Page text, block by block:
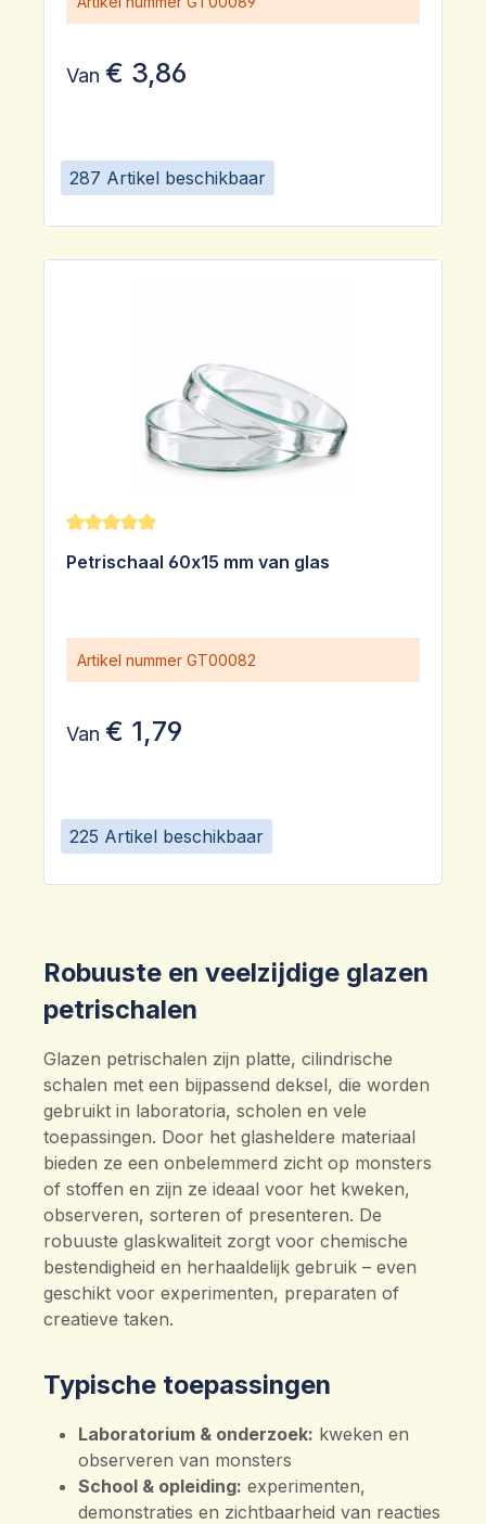
287 Artikel beschikbaar
Van € 3,86
225 Artikel beschikbaar
Gemiddelde waardering van 5 van 5 sterren
Petrischaal 60x15 mm van glas
Artikel nummer GT00082
Van € 1,79
Robuuste en veelzijdige glazen
petrischalen
Glazen petrischalen zijn platte, cilindrische
schalen met een bijpassend deksel, die worden
gebruikt in laboratoria, scholen en vele
toepassingen. Door het glasheldere materiaal
bieden ze een onbelemmerd zicht op monsters
of stoffen en zijn ze ideaal voor het kweken,
observeren, sorteren of presenteren. De
robuuste glaskwaliteit zorgt voor chemische
bestendigheid en herhaaldelijk gebruik – even
geschikt voor experimenten, preparaten of
creatieve taken.
Typische toepassingen
Laboratorium & onderzoek: kweken en
observeren van monsters
School & opleiding: experimenten,
demonstraties en zichtbaarheid van reacties